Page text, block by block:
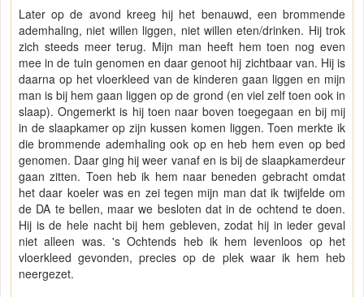
Later op de avond kreeg hij het benauwd, een brommende
ademhaling, niet willen liggen, niet willen eten/drinken. Hij trok
zich steeds meer terug. Mijn man heeft hem toen nog even
mee in de tuin genomen en daar genoot hij zichtbaar van. Hij is
daarna op het vloerkleed van de kinderen gaan liggen en mijn
man is bij hem gaan liggen op de grond (en viel zelf toen ook in
slaap). Ongemerkt is hij toen naar boven toegegaan en bij mij
in de slaapkamer op zijn kussen komen liggen. Toen merkte ik
die brommende ademhaling ook op en heb hem even op bed
genomen. Daar ging hij weer vanaf en is bij de slaapkamerdeur
gaan zitten. Toen heb ik hem naar beneden gebracht omdat
het daar koeler was en zei tegen mijn man dat ik twijfelde om
de DA te bellen, maar we besloten dat in de ochtend te doen.
Hij is de hele nacht bij hem gebleven, zodat hij in ieder geval
niet alleen was. 's Ochtends heb ik hem levenloos op het
vloerkleed gevonden, precies op de plek waar ik hem heb
neergezet.